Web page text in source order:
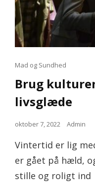
Cat
Mad og Sundhed
Brug
livsglæde
Posted
oktober 7, 2022 Admin
Vintertid er lig
er gået på hæld,
stille og roligt ind